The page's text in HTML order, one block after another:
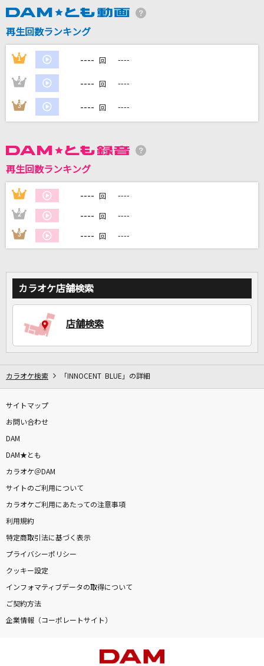
クリスマスイブニング
Little Glee Monster
もっと見る
カラオケ最新情報をチェック！
DAMに会員登録・ログインして
カラオケをもっと楽しもう！
再生回数ランキング
1 ---- 回 ----
2 ---- 回 ----
3 ---- 回 ----
再生回数ランキング
1 ---- 回 ----
2 ---- 回 ----
3 ---- 回 ----
カラオケ店舗検索
店舗検索
カラオケ検索 「INNOCENT BLUE」の詳細
サイトマップ
お問い合わせ
DAM
DAM★とも
カラオケ＠DAM
サイトのご利用について
カラオケご利用にあたっての注意事項
利用規約
特定商取引法に基づく表示
プライバシーポリシー
クッキー設定
インフォマティブデータの取得について
ご契約方法
企業情報（コーポレートサイト）